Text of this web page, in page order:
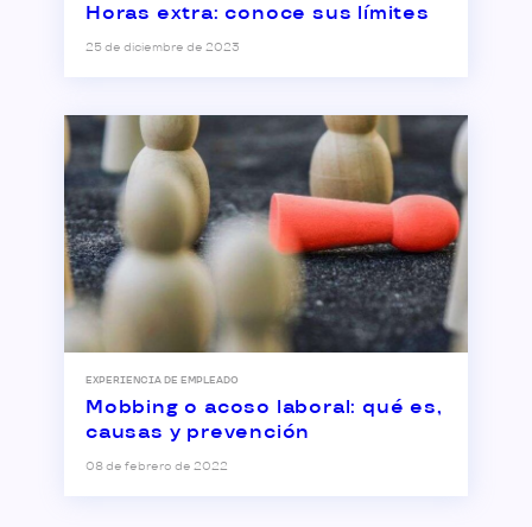
Horas extra: conoce sus límites
25 de diciembre de 2023
EXPERIENCIA DE EMPLEADO
Mobbing o acoso laboral: qué es,
causas y prevención
08 de febrero de 2022